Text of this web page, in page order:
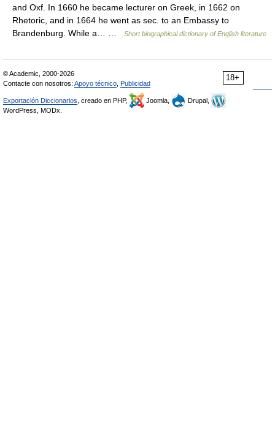
and Oxf. In 1660 he became lecturer on Greek, in 1662 on
Rhetoric, and in 1664 he went as sec. to an Embassy to
Brandenburg. While a… …
Short biographical dictionary of English literature
18+
© Academic, 2000-2026
Contacte con nosotros: Apoyo técnico Publicidad
Exportación Diccionarios , creado en PHP, Joomla,
Drupal,
WordPress, MODx.